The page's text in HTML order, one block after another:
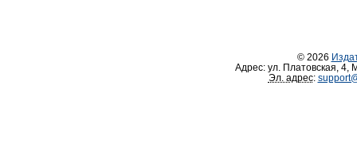
© 2026
Адрес: ул. Платовская, 4
Эл. адрес: